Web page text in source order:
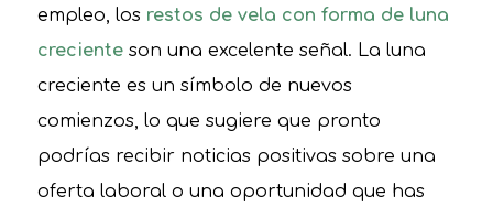
empleo, los restos de vela con forma de luna
crecienteson una excelente señal. La luna
creciente es un símbolo de nuevos
comienzos, lo que sugiere que pronto
podrías recibir noticias positivas sobre una
oferta laboral o una oportunidad que has